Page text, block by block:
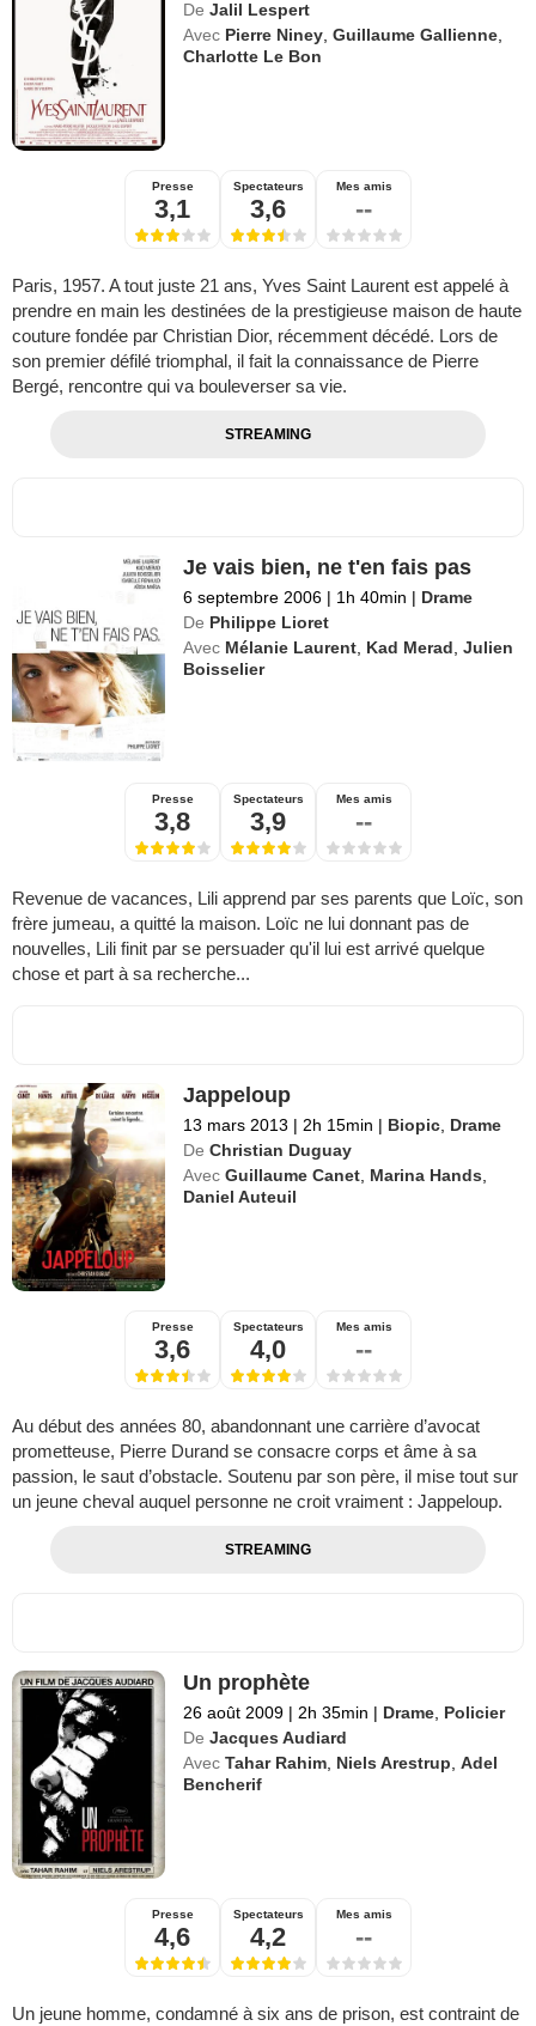
De Jalil Lespert
Avec Pierre Niney,Guillaume Gallienne,
Charlotte Le Bon
Presse
3,1
Spectateurs
3,6
Mes amis
--
Paris, 1957. A tout juste 21 ans, Yves Saint Laurent est appelé à
prendre en main les destinées de la prestigieuse maison de haute
couture fondée par Christian Dior, récemment décédé. Lors de
son premier défilé triomphal, il fait la connaissance de Pierre
Bergé, rencontre qui va bouleverser sa vie.
STREAMING
Je vais bien, ne t'en fais pas
6 septembre 2006 | 1h 40min | Drame
De Philippe Lioret
Avec Mélanie Laurent, Kad Merad,Julien
Boisselier
Presse
3,8
Spectateurs
3,9
Mes amis
--
Revenue de vacances, Lili apprend par ses parents que Loïc, son
frère jumeau, a quitté la maison. Loïc ne lui donnant pas de
nouvelles, Lili finit par se persuader qu'il lui est arrivé quelque
chose et part à sa recherche...
Jappeloup
13 mars 2013 | 2h 15min | Biopic, Drame
De Christian Duguay
Avec Guillaume Canet, Marina Hands,
Daniel Auteuil
Presse
3,6
Spectateurs
4,0
Mes amis
--
Au début des années 80, abandonnant une carrière d’avocat
prometteuse, Pierre Durand se consacre corps et âme à sa
passion, le saut d’obstacle. Soutenu par son père, il mise tout sur
un jeune cheval auquel personne ne croit vraiment : Jappeloup.
STREAMING
Un prophète
26 août 2009 | 2h 35min | Drame Policier
De Jacques Audiard
Avec Tahar Rahim Niels Arestrup ,Adel
Bencherif
Presse
4,6
Spectateurs
4,2
Mes amis
--
Un jeune homme, condamné à six ans de prison, est contraint de